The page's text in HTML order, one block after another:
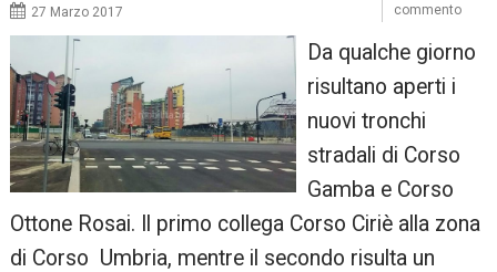
27 Marzo 2017
Da qualche giorno
risultano aperti i
nuovi tronchi
stradali di Corso
Gamba e Corso
Ottone Rosai. Il primo collega Corso Ciriè alla zona
di Corso Umbria, mentre il secondo risulta un
commento